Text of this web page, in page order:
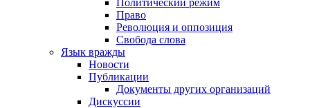
Политический режим
Право
Революция и оппозиция
Свобода слова
Язык вражды
Новости
Публикации
Документы других организаций
Дискуссии